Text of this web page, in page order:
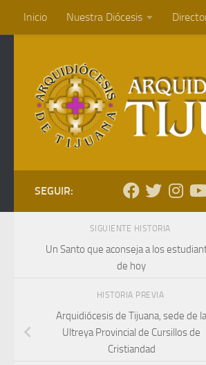
Saltar al contenido
Inicio Nuestra Diócesis
SEGUIR:
SIGUIENTE HISTORIA
Un Santo que aconseja a los
de hoy
HISTORIA PREVIA
Arquidiócesis de Tijuana, sede de la
Ultreya Provincial de Cursillos de
Cristiandad